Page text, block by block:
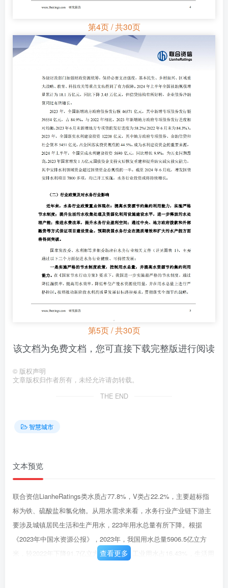
第4页 / 共30页
第5页 / 共30页
该文档为免费文档，您可直接下载完整版进行阅读
© 版权声明
文章版权归作者所有，未经允许请勿转载。
THE END
智慧城市
文本预览
联合资信LianheRatings类水质占77.8%，V类占22.2%，主要超标指
标为铁、硫酸盐和氯化物。从用水需求来看，水务行业产业链下游主
要涉及城镇居民生活和生产用水，223年用水总量有所下降。根据
《2023年中国水资源公报》，2023年，我国用水总量5906.5亿立方
米，较2022年下降91.7亿立方米。其中，工业用水占16.43%，生活用
查看更多